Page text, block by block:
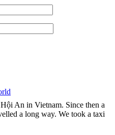
An in Vietnam. Since then a
a long way. We took a taxi